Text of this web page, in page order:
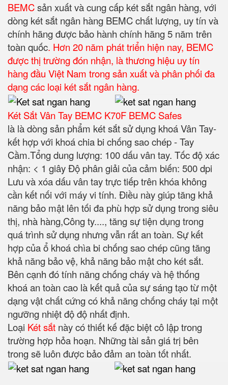
BEMCsản xuất và cung cấp két sắt ngân hàng, với
dòng két sắt ngân hàng BEMC chất lượng, uy tín và
chính hãng được bảo hành chính hãng 5 năm trên
toàn quốc. Hơn 20 năm phát triển hiện nay, BEMC
được thị trường đón nhận, là thương hiệu uy tín
hàng đầu Việt Nam trong sản xuất và phân phối đa
dạng các loại két sắt ngân hàng.
Két Sắt Vân Tay BEMC K70F BEMC Safes
là là dòng sản phẩm két sắt sử dụng khoá Vân Tay-
kết hợp với khoá chia bi chống sao chép - Tay
Cầm.Tổng dung lượng: 100 dấu vân tay. Tốc độ xác
nhận: < 1 giây Độ phân giải của cảm biến: 500 dpi
Lưu và xóa dấu vân tay trực tiếp trên khóa không
cần kết nối với máy vi tính. Điều này giúp tăng khả
năng bảo mật lên tối đa phù hợp sử dụng trong siêu
thị, nhà hàng,Công ty...., tăng sự tiện dụng trong
quá trình sử dụng nhưng vẫn rất an toàn. Sự kết
hợp của ổ khoá chìa bi chống sao chép cũng tăng
khả năng bảo vệ, khả năng bảo mật cho két sắt.
Bên cạnh đó tính năng chống cháy và hệ thống
khoá an toàn cao là kết quả của sự sáng tạo từ một
dạng vật chất cứng có khả năng chống cháy tại một
ngưỡng nhiệt độ độ nhất định.
Loại Két sắt này có thiết kế đặc biệt cô lập trong
trường hợp hỏa hoạn. Những tài sản giá trị bên
trong sẽ luôn được bảo đảm an toàn tốt nhất.